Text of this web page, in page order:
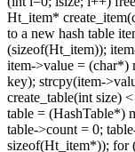
Ht_item*
to a new hash table
(sizeof(Ht_item));
item->value = (char*)
key); strcpy(item-
create_table(int size)
table = (HashTable*)
table->count = 0;
sizeof(Ht_item*)); for